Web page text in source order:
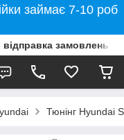
займає 7-10 роб
відправка замовлень
Тюнінг Hyundai